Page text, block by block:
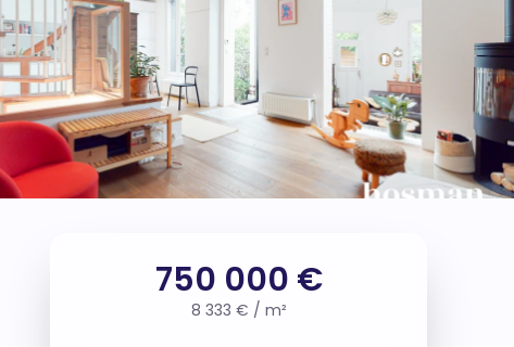
750 000 €
8 333 € / m²